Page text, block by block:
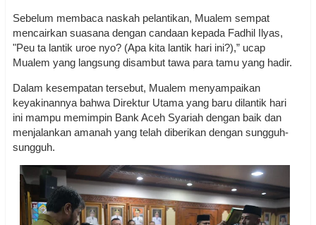
Sebelum membaca naskah pelantikan, Mualem sempat
mencairkan suasana dengan candaan kepada Fadhil Ilyas,
"Peu ta lantik uroe nyo? (Apa kita lantik hari ini?),” ucap
Mualem yang langsung disambut tawa para tamu yang hadir.
Dalam kesempatan tersebut, Mualem menyampaikan
keyakinannya bahwa Direktur Utama yang baru dilantik hari
ini mampu memimpin Bank Aceh Syariah dengan baik dan
menjalankan amanah yang telah diberikan dengan sungguh-
sungguh.